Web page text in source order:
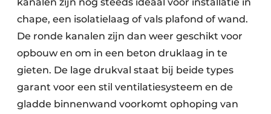
chape, een isolatielaag of vals plafond of wand.
De ronde kanalen zijn dan weer geschikt voor
opbouw en om in een beton druklaag in te
gieten. De lage drukval staat bij beide types
garant voor een stil ventilatiesysteem en de
gladde binnenwand voorkomt ophoping van